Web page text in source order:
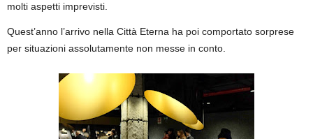
molti aspetti imprevisti.
Quest’anno l’arrivo nella Città Eterna ha poi comportato sorprese
per situazioni assolutamente non messe in conto.